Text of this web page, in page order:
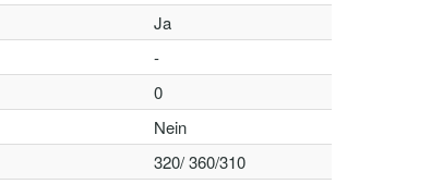
Ja
-
0
Nein
320/ 360/310